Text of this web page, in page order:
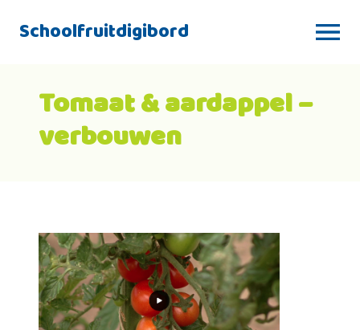
Schoolfruitdigibord
Tomaat & aardappel –
verbouwen